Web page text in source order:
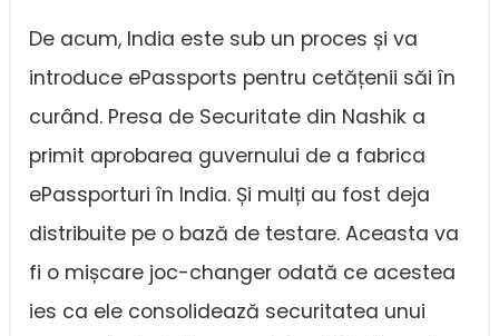
De acum, India este sub un proces și va
introduce ePassports pentru cetățenii săi în
curând. Presa de Securitate din Nashik a
primit aprobarea guvernului de a fabrica
ePassporturi în India. Și mulți au fost deja
distribuite pe o bază de testare. Aceasta va
fi o mișcare joc-changer odată ce acestea
ies ca ele consolidează securitatea unui